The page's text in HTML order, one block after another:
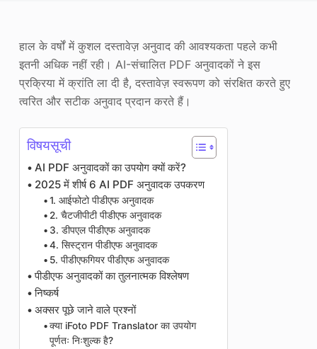
छवि पुनः कॉपीराइट
हाल के वर्षों में कुशल दस्तावेज़ अनुवाद की आवश्यकता पहले कभी
इतनी अधिक नहीं रही। AI-संचालित PDF अनुवादकों ने इस
प्रक्रिया में क्रांति ला दी है, दस्तावेज़ स्वरूपण को संरक्षित करते हुए
त्वरित और सटीक अनुवाद प्रदान करते हैं।
विषयसूची
AI PDF अनुवादकों का उपयोग क्यों करें?
2025 में शीर्ष 6 AI PDF अनुवादक उपकरण
1. आईफोटो पीडीएफ अनुवादक
2. चैटजीपीटी पीडीएफ अनुवादक
3. डीपएल पीडीएफ अनुवादक
4. सिस्ट्रान पीडीएफ अनुवादक
5. पीडीएफगियर पीडीएफ अनुवादक
पीडीएफ अनुवादकों का तुलनात्मक विश्लेषण
निष्कर्ष
अक्सर पूछे जाने वाले प्रश्नों
क्या iFoto PDF Translator का उपयोग
पूर्णतः निःशुल्क है?